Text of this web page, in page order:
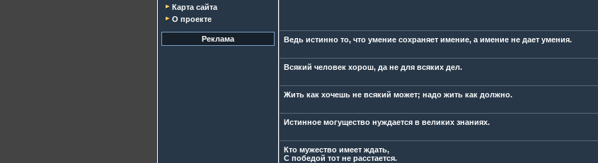
Карта сайта
О проекте
Реклама
Ведь истинно то, что умение сохраняет имение, а имение не дает умения.
Всякий человек хорош, да не для всяких дел.
Жить как хочешь не всякий может; надо жить как должно.
Истинное могущество нуждается в великих знаниях.
Кто мужество имеет ждать,
С победой тот не расстается.